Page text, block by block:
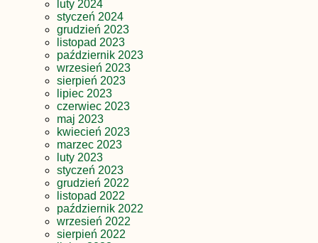
luty 2024
styczeń 2024
grudzień 2023
listopad 2023
październik 2023
wrzesień 2023
sierpień 2023
lipiec 2023
czerwiec 2023
maj 2023
kwiecień 2023
marzec 2023
luty 2023
styczeń 2023
grudzień 2022
listopad 2022
październik 2022
wrzesień 2022
sierpień 2022